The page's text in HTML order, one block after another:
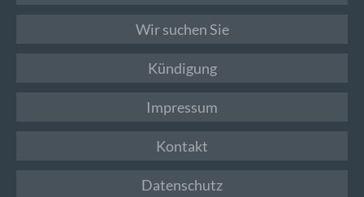
Wir suchen Sie
Kündigung
Impressum
Kontakt
Datenschutz